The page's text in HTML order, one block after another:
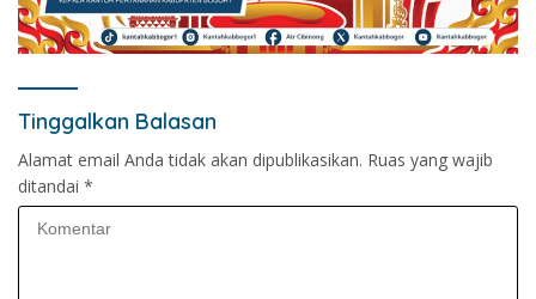
Tinggalkan Balasan
Alamat email Anda tidak akan dipublikasikan. Ruas yang wajib
ditandai *